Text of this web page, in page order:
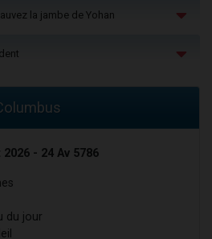
la jambe de Yohan
2026 - 24 Av 5786
du jour